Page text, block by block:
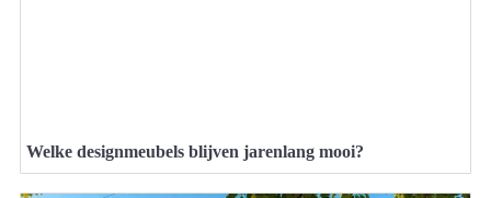
Welke designmeubels blijven jarenlang mooi?